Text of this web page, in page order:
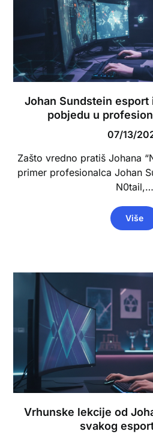
Johan Sundstein
pobjedu u
07/13/
Zašto vredno pratiš Johana
primer profesionalca Johan
N0tail,…
Više
Vrhunske lekcije od
svakog